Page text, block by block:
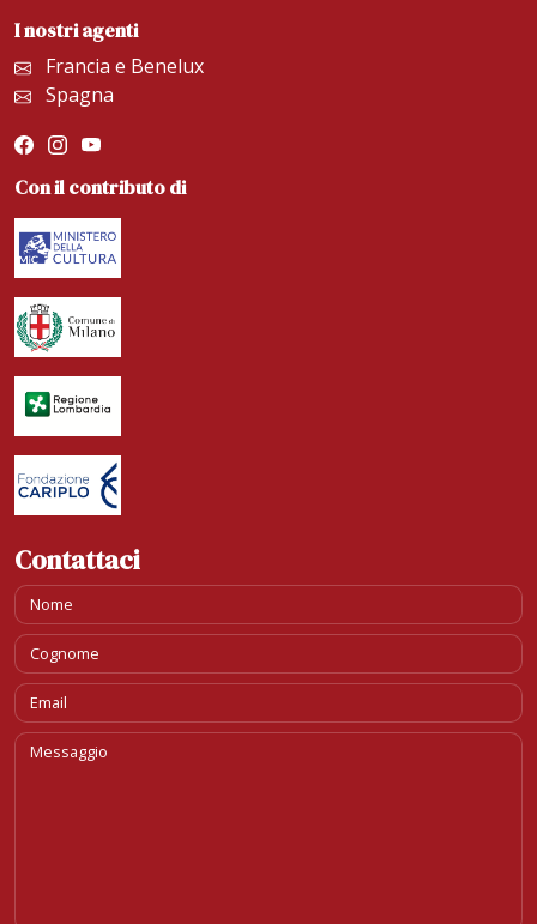
I nostri agenti
Francia e Benelux
Spagna
Con il contributo di
Contattaci